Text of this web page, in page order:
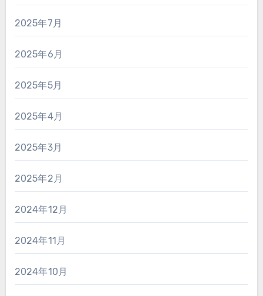
2025年7月
2025年6月
2025年5月
2025年4月
2025年3月
2025年2月
2024年12月
2024年11月
2024年10月